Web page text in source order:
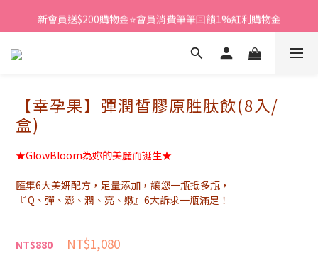
新會員送$200購物金⭐會員消費筆筆回饋1%紅利購物金
新會員送$200購物金⭐會員消費筆筆回饋1%紅利購物金
加入LINE好友，領取專屬好友折扣碼🎁立即加入>
【幸孕果】彈潤皙膠原胜肽飲(8入/
盒)
★GlowBloom為妳的美麗而誕生★
匯集6大美妍配方，足量添加，讓您一瓶抵多瓶，
『 Q、彈、澎、潤、亮、嫩』6大訴求一瓶滿足！
NT$1,080
NT$880